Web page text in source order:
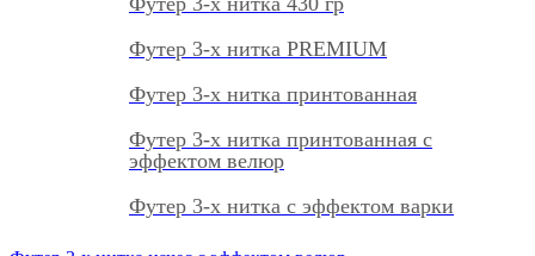
Футер 3-х нитка PREMIUM
Футер 3-х нитка принтованная
Футер 3-х нитка принтованная с
эффектом велюр
Футер 3-х нитка с эффектом варки